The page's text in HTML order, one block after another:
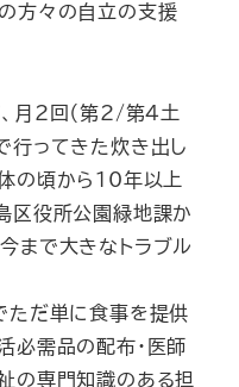
方々の自立の支援
月2回（第2/第4土
行ってきた炊き出し
の頃から10年以上
区役所公園緑地課か
まで大きなトラブル
ただ単に食事を提供
必需品の配布・医師
の専門知識のある担